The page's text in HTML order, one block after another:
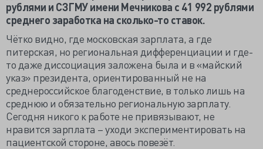
рублями и СЗГМУ имени Мечникова с 41 992 рублями
среднего заработка на сколько-то ставок.
Чётко видно, где московская зарплата, а где
питерская, но региональная дифференциации и где-
то даже диссоциация заложена была и в «майский
указ» президента, ориентированный не на
среднероссийское благоденствие, в только лишь на
среднюю и обязательно региональную зарплату.
Сегодня никого к работе не привязывают, не
нравится зарплата – уходи экспериментировать на
пациентской стороне, авось повезёт.